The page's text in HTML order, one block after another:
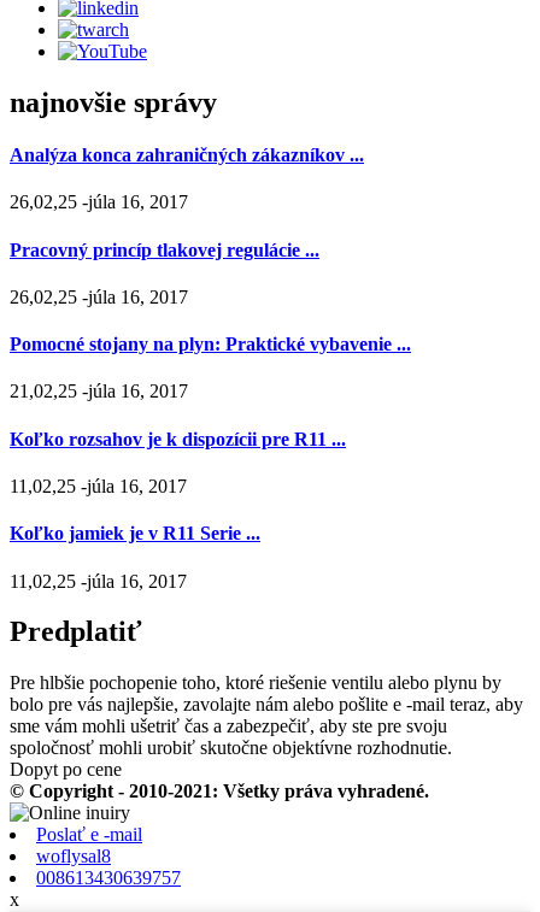
najnovšie správy
Analýza konca zahraničných zákazníkov ...
26,02,25 -júla 16, 2017
Pracovný princíp tlakovej regulácie ...
26,02,25 -júla 16, 2017
Pomocné stojany na plyn: Praktické vybavenie ...
21,02,25 -júla 16, 2017
Koľko rozsahov je k dispozícii pre R11 ...
11,02,25 -júla 16, 2017
Koľko jamiek je v R11 Serie ...
11,02,25 -júla 16, 2017
Predplatiť
Pre hlbšie pochopenie toho, ktoré riešenie ventilu alebo plynu by
bolo pre vás najlepšie, zavolajte nám alebo pošlite e -mail teraz, aby
sme vám mohli ušetriť čas a zabezpečiť, aby ste pre svoju
spoločnosť mohli urobiť skutočne objektívne rozhodnutie.
Dopyt po cene
© Copyright - 2010-2021: Všetky práva vyhradené.
Poslať e -mail
woflysal8
008613430639757
x